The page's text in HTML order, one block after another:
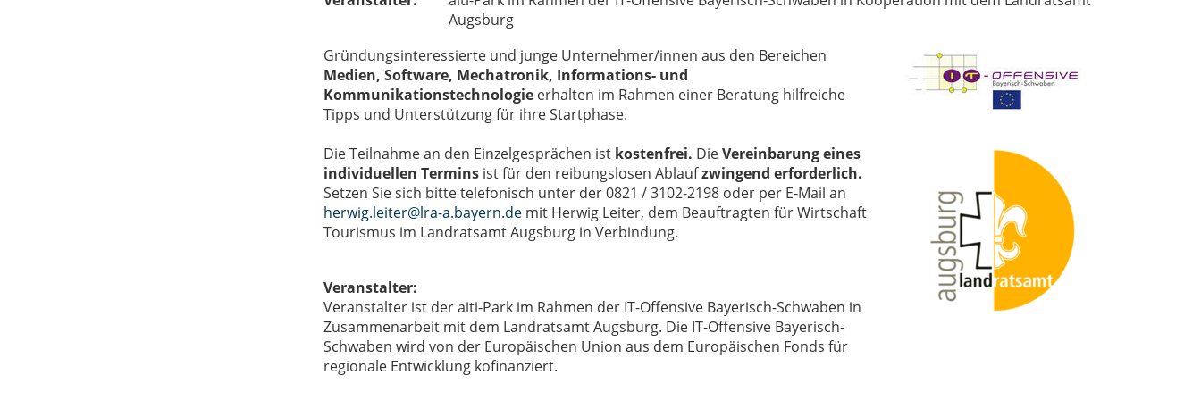
Augsburg
Gründungsinteressierte und junge Unternehmer/innen aus den Bereichen
Medien, Software, Mechatronik, Informations- und
Kommunikationstechnologie erhalten im Rahmen einer Beratung hilfreiche
Tipps und Unterstützung für ihre Startphase.
Die Teilnahme an den Einzelgesprächen ist kostenfrei. DieVereinbarung eines
individuellen Termins ist für den reibungslosen Ablaufzwingend erforderlich.
Setzen Sie sich bitte telefonisch unter der 0821 / 3102-2198 oder per E-Mail an
herwig.leiter@lra-a.bayern.de mit Herwig Leiter, dem Beauftragten für Wirtschaft
Tourismus im Landratsamt Augsburg in Verbindung.
Veranstalter:
Veranstalter ist der aiti-Park im Rahmen der IT-Offensive Bayerisch-Schwaben in
Zusammenarbeit mit dem Landratsamt Augsburg. Die IT-Offensive Bayerisch-
Schwaben wird von der Europäischen Union aus dem Europäischen Fonds für
regionale Entwicklung kofinanziert.